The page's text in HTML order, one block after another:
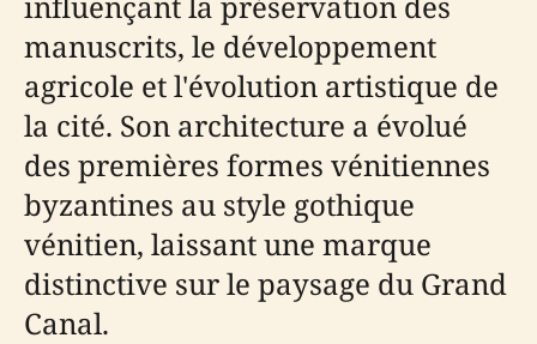
manuscrits, le développement
agricole et l'évolution artistique de
la cité. Son architecture a évolué
des premières formes vénitiennes
byzantines au style gothique
vénitien, laissant une marque
distinctive sur le paysage du Grand
Canal.